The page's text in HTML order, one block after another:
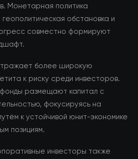
Монетарная политика
обстановка и
совместно формируют
более широкую
к риску среди инвесторов.
размещают капитал с
фокусируясь на
к устойчивой юнит-экономике
позициям.
инвесторы также